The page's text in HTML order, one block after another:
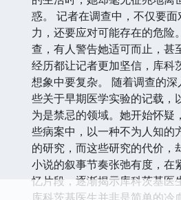
惑。 记者在调查中，不仅要
力，还要应对可能存在的危险
查，有人警告她适可而止，甚
经历都让记者更加坚信，库科
想象中要复杂。 随着调查的
些关于早期医学实验的记载，
为是禁忌的领域。她开始怀疑
些病案中，以一种不为人知的
的研究，而这些研究的代价，
小说的叙事节奏张弛有度，在
忆片段，逐渐揭示库科茨基医